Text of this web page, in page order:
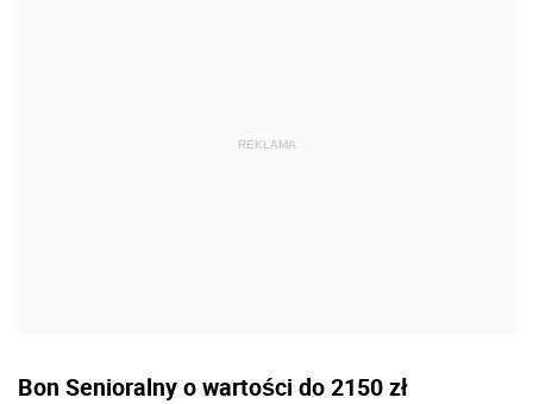
Bon Senioralny o wartości do 2150 zł